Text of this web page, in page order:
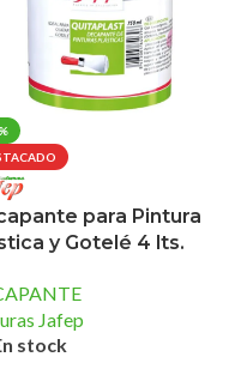
para Pintura
y Gotelé 4 lts.
Jafep
stock